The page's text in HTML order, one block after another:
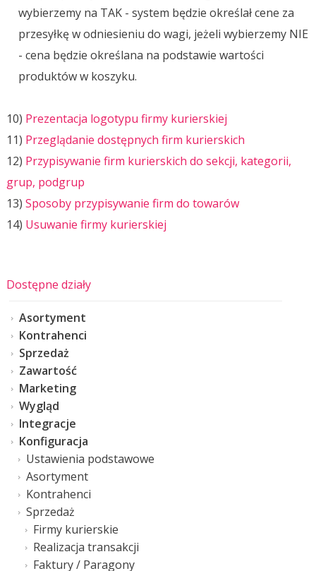
Dostępne działy
Asortyment
Kontrahenci
Sprzedaż
Zawartość
Marketing
Wygląd
Integracje
Konfiguracja
Ustawienia podstawowe
Asortyment
Kontrahenci
Sprzedaż
Firmy kurierskie
Realizacja transakcji
Faktury / Paragony
wybierzemy na TAK - system będzie określał cene za
przesyłkę w odniesieniu do wagi, jeżeli wybierzemy NIE
- cena będzie określana na podstawie wartości
produktów w koszyku.
10) Prezentacja logotypu firmy kurierskiej
11) Przeglądanie dostępnych firm kurierskich
12) Przypisywanie firm kurierskich do sekcji, kategorii,
grup, podgrup
13) Sposoby przypisywanie firm do towarów
14) Usuwanie firmy kurierskiej